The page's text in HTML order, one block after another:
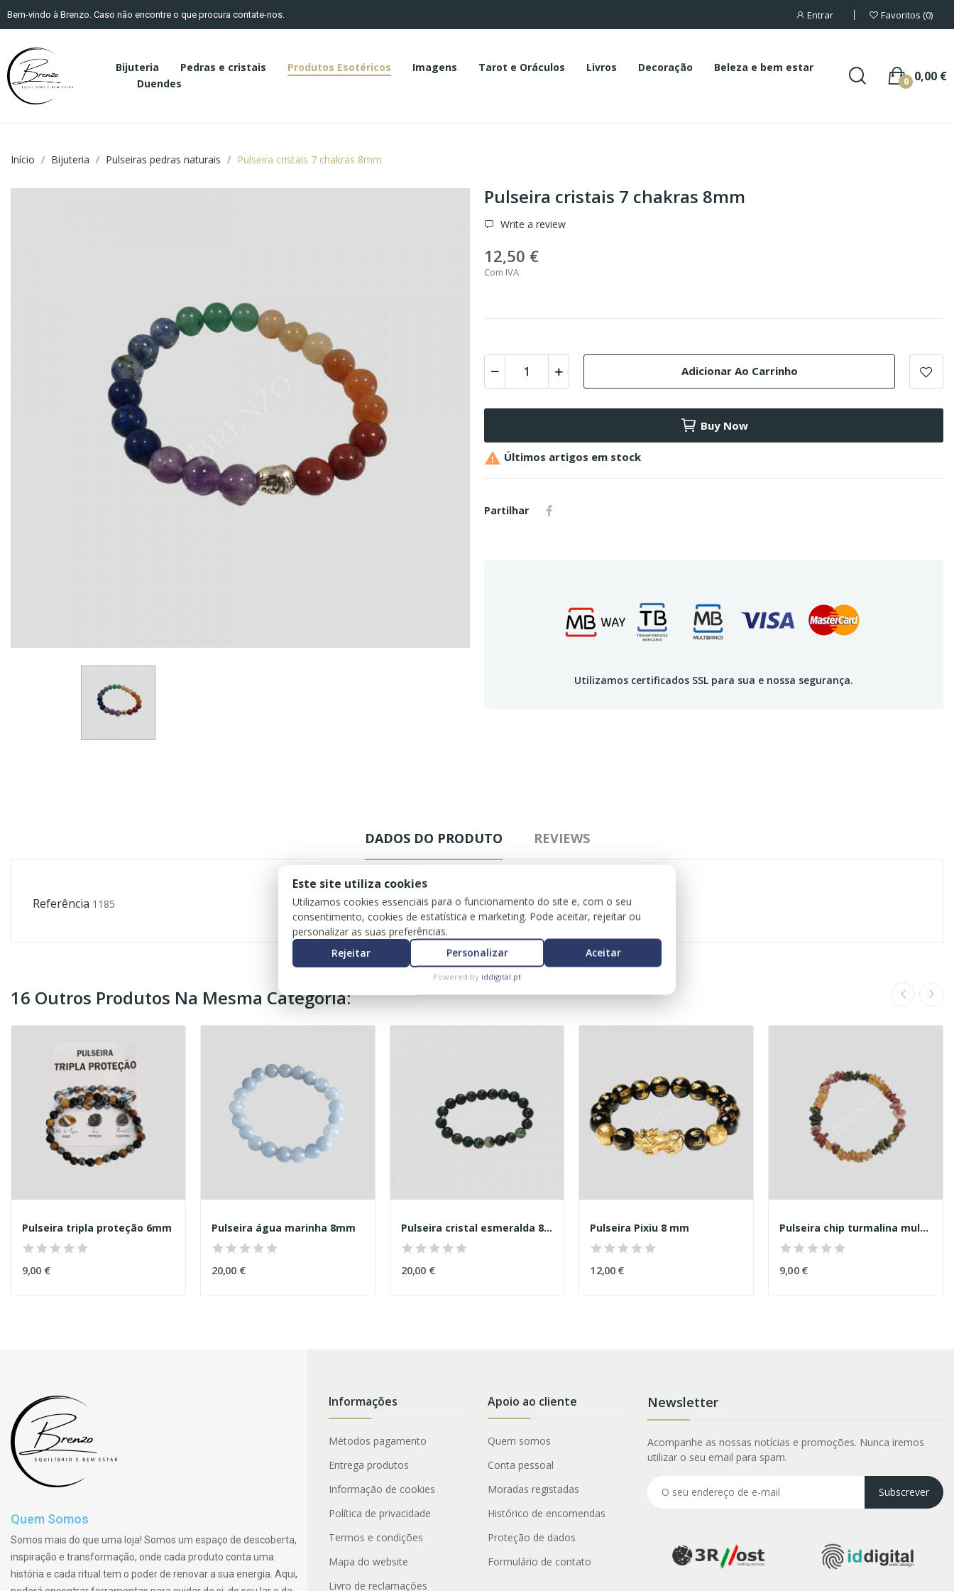
Bem-vindo à Brenzo. Caso não encontre o que procura contate-nos. Entrar Favoritos 0
Bijuteria Pedras e cristais Produtos Esotéricos Imagens Tarot e Oráculos Livros Decoração
Beleza e bem estar
Duendes
0,00 €
0
Início Bijuteria Pulseiras pedras naturais Pulseira cristais 7 chakras 8mm
Pulseira cristais 7 chakras 8mm
Write a review
12,50 €
Com IVA
Adicionar Ao Carrinho
Buy Now
 Últimos artigos em stock
Partilhar
Utilizamos certificados SSL para sua e nossa segurança.
DADOS DO PRODUTO REVIEWS
Referência 1185
16 Outros Produtos Na Mesma Categoria:
Pulseira tripla proteção 6mm
9,00 €
Pulseira água marinha 8mm
20,00 €
Pulseira cristal esmeralda 8mm
20,00 €
Pulseira Pixiu 8 mm
12,00 €
Pulseira chip turmalina multicolorida
9,00 €
Quem Somos
Somos mais do que uma loja! Somos um espaço de descoberta,
inspiração e transformação, onde cada produto conta uma
história e cada ritual tem o poder de renovar a sua energia. Aqui,
Informações
Métodos pagamento
Entrega produtos
Informação de cookies
Política de privacidade
Termos e condições
Mapa do website
Livro de reclamações
Apoio ao cliente
Quem somos
Conta pessoal
Moradas registadas
Histórico de encomendas
Proteção de dados
Formulário de contato
Newsletter
Acompanhe as nossas notícias e promoções. Nunca iremos
utilizar o seu email para spam.
Subscrever
Este site utiliza cookies
Utilizamos cookies essenciais para o funcionamento do site e, com o seu
consentimento, cookies de estatística e marketing. Pode aceitar, rejeitar ou
personalizar as suas preferências.
Rejeitar
Personalizar Aceitar
Powered by iddigital.pt